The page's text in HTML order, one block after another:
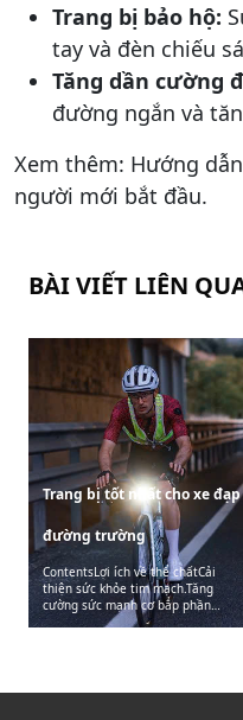
Trang bị bảo hộ:
tay và đèn chiếu
Tăng dần cường
đường ngắn và
Xem thêm: Hướng
người mới bắt đầu.
BÀI VIẾT LIÊN
Trang bị tốt nhất cho xe đạp
đường trường
ContentsLợi ích về thể chấtCải
thiện sức khỏe tim mạch.Tăng
cường sức mạnh cơ bắp phần…